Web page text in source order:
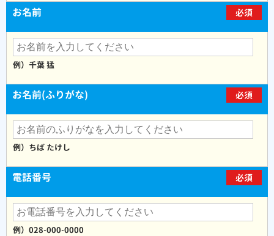
お名前 必須
例）千葉 猛
お名前(ふりがな) 必須
例）ちば たけし
電話番号 必須
例）028-000-0000